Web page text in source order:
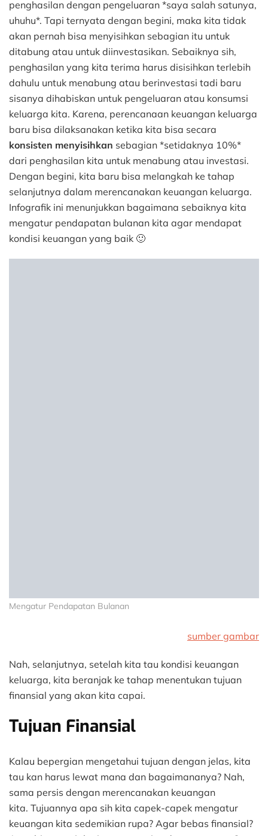
penghasilan dengan pengeluaran *saya salah satunya,
uhuhu*. Tapi ternyata dengan begini, maka kita tidak
akan pernah bisa menyisihkan sebagian itu untuk
ditabung atau untuk diinvestasikan. Sebaiknya sih,
penghasilan yang kita terima harus disisihkan terlebih
dahulu untuk menabung atau berinvestasi tadi baru
sisanya dihabiskan untuk pengeluaran atau konsumsi
keluarga kita. Karena, perencanaan keuangan keluarga
baru bisa dilaksanakan ketika kita bisa secara
konsisten menyisihkan sebagian *setidaknya 10%*
dari penghasilan kita untuk menabung atau investasi.
Dengan begini, kita baru bisa melangkah ke tahap
selanjutnya dalam merencanakan keuangan keluarga.
Infografik ini menunjukkan bagaimana sebaiknya kita
mengatur pendapatan bulanan kita agar mendapat
kondisi keuangan yang baik 🙂
Mengatur Pendapatan Bulanan
sumber gambar
Nah, selanjutnya, setelah kita tau kondisi keuangan
keluarga, kita beranjak ke tahap menentukan tujuan
finansial yang akan kita capai.
Tujuan Finansial
Kalau bepergian mengetahui tujuan dengan jelas, kita
tau kan harus lewat mana dan bagaimananya? Nah,
sama persis dengan merencanakan keuangan
kita. Tujuannya apa sih kita capek-capek mengatur
keuangan kita sedemikian rupa? Agar bebas finansial?